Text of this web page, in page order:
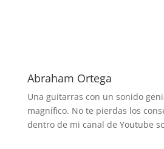
Abraham Ortega
Una guitarras con un sonido
magnífico. No te pierdas los
dentro de mi canal de Youtube